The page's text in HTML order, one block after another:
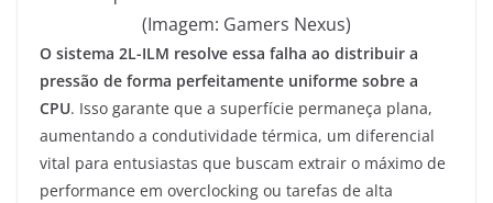
(Imagem: Gamers Nexus)
O sistema 2L-ILM resolve essa falha ao distribuir a
pressão de forma perfeitamente uniforme sobre a
CPU. Isso garante que a superfície permaneça plana,
aumentando a condutividade térmica, um diferencial
vital para entusiastas que buscam extrair o máximo de
performance em overclocking ou tarefas de alta